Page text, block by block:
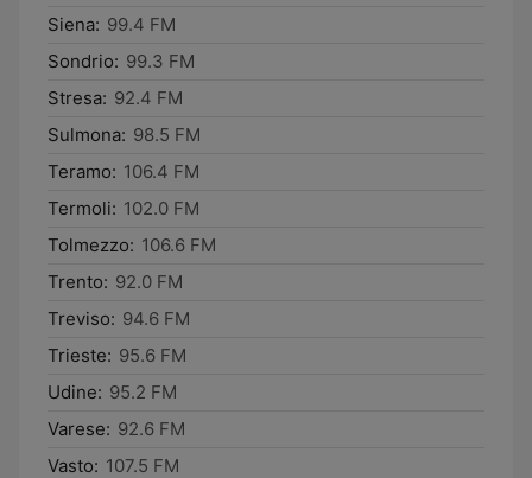
Siena: 99.4 FM
Sondrio: 99.3 FM
Stresa: 92.4 FM
Sulmona: 98.5 FM
Teramo: 106.4 FM
Termoli: 102.0 FM
Tolmezzo: 106.6 FM
Trento: 92.0 FM
Treviso: 94.6 FM
Trieste: 95.6 FM
Udine: 95.2 FM
Varese: 92.6 FM
Vasto: 107.5 FM